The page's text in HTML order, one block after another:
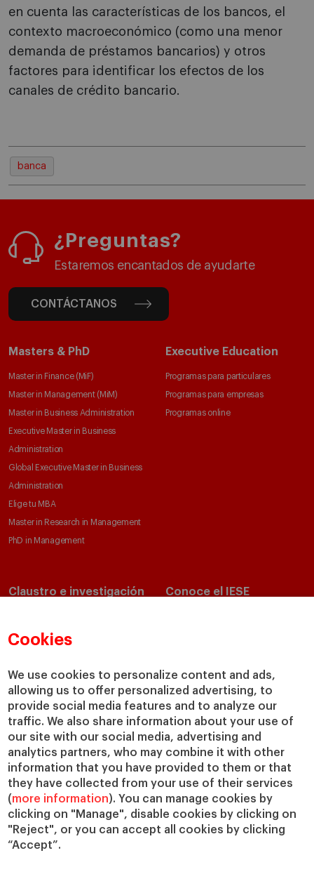
Cookies
We use cookies to personalize content and ads,
allowing us to offer personalized advertising, to
provide social media features and to analyze our
traffic. We also share information about your use of
our site with our social media, advertising and
analytics partners, who may combine it with other
information that you have provided to them or that
they have collected from your use of their services
(more information). You can manage cookies by
clicking on "Manage", disable cookies by clicking on
"Reject", or you can accept all cookies by clicking
“Accept”.
en cuenta las características de los bancos, el
contexto macroeconómico (como una menor
demanda de préstamos bancarios) y otros
factores para identificar los efectos de los
canales de crédito bancario.
banca
¿Preguntas?
Estaremos encantados de ayudarte
CONTÁCTANOS
Masters & PhD
Master in Finance (MiF)
Master in Management (MiM)
Master in Business Administration
Executive Master in Business
Administration
Global Executive Master in Business
Administration
Elige tu MBA
Master in Research in Management
PhD in Management
Executive Education
Programas para particulares
Programas para empresas
Programas online
Claustro e investigación
Departamentos académicos
Cátedras
IESE Insight
IESE Publishing
Conoce el IESE
Nuestro impacto
Colabora con el IESE
Servicios
Biblioteca
Canal de Compliance
Capellanía
IESE Shop
Jobs @IESE
Préstamos y becas